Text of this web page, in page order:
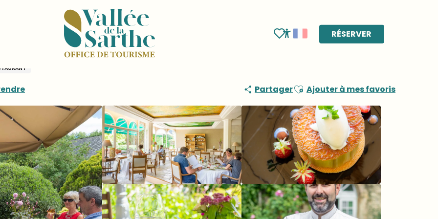
Accessibilité
Voir les favoris
RÉSERVER
PartagerAjouter aux favoris
Ajouter à mes favoris